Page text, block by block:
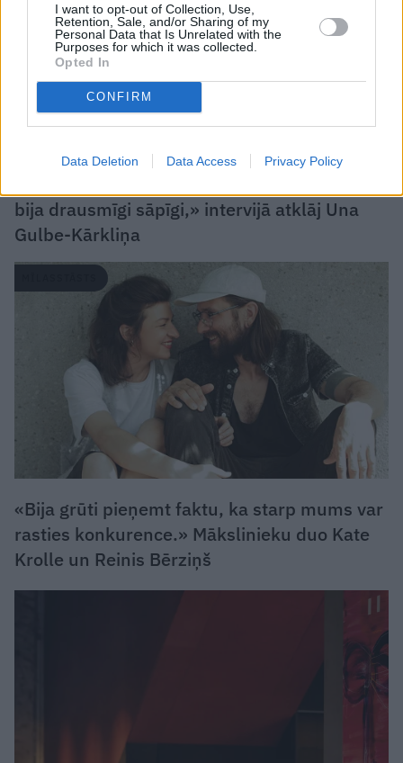
I want to opt-out of Collection, Use,
Retention, Sale, and/or Sharing of my
Personal Data that Is Unrelated with the
Purposes for which it was collected.
Opted In
CONFIRM
Data Deletion Data Access Privacy Policy
bija drausmīgi sāpīgi,» intervijā atklāj Una
Gulbe-Kārkliņa
«Bija grūti pieņemt faktu, ka starp mums var
rasties konkurence.» Mākslinieku duo Kate
Krolle un Reinis Bērziņš